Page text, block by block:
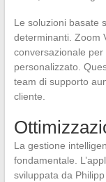
Le soluzioni basate
determinanti. Zoom
conversazionale
personalizzato.
team di supporto
cliente.
La gestione
fondamentale.
sviluppata da